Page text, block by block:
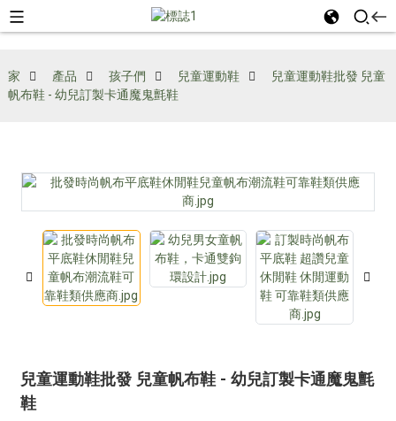
家 產品 孩子們 兒童運動鞋
兒童運動鞋批發 兒童
帆布鞋 - 幼兒訂製卡通魔鬼氈鞋
兒童運動鞋批發 兒童帆布鞋 - 幼兒訂製卡通魔鬼氈
鞋